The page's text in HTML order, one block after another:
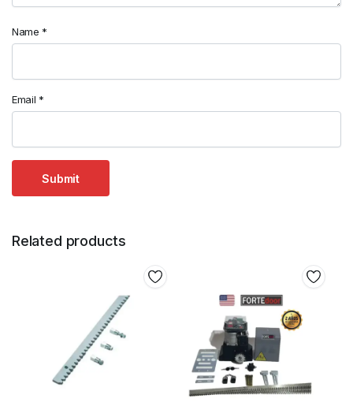
Name *
Email *
Related products